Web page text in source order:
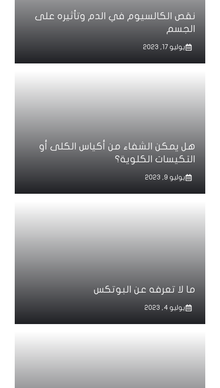
نقص الكالسيوم في الدم وتأثيره على
الجسم
يوليو 17, 2023
هل يمكن الشفاء من أكياس الكلى أو
التكيسات الكلوية؟
يوليو 9, 2023
ما لا تعرفه عن البوتكس
يوليو 4, 2023